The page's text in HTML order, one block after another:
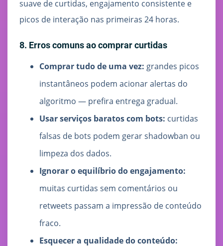
suave de curtidas, engajamento consistente e
picos de interação nas primeiras 24 horas.
8. Erros comuns ao comprar curtidas
Comprar tudo de uma vez: grandes picos
instantâneos podem acionar alertas do
algoritmo — prefira entrega gradual.
Usar serviços baratos com bots: curtidas
falsas de bots podem gerar shadowban ou
limpeza dos dados.
Ignorar o equilíbrio do engajamento:
muitas curtidas sem comentários ou
retweets passam a impressão de conteúdo
fraco.
Esquecer a qualidade do conteúdo: